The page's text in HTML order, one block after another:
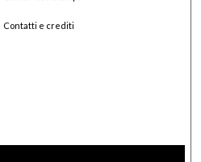
Contatti e crediti